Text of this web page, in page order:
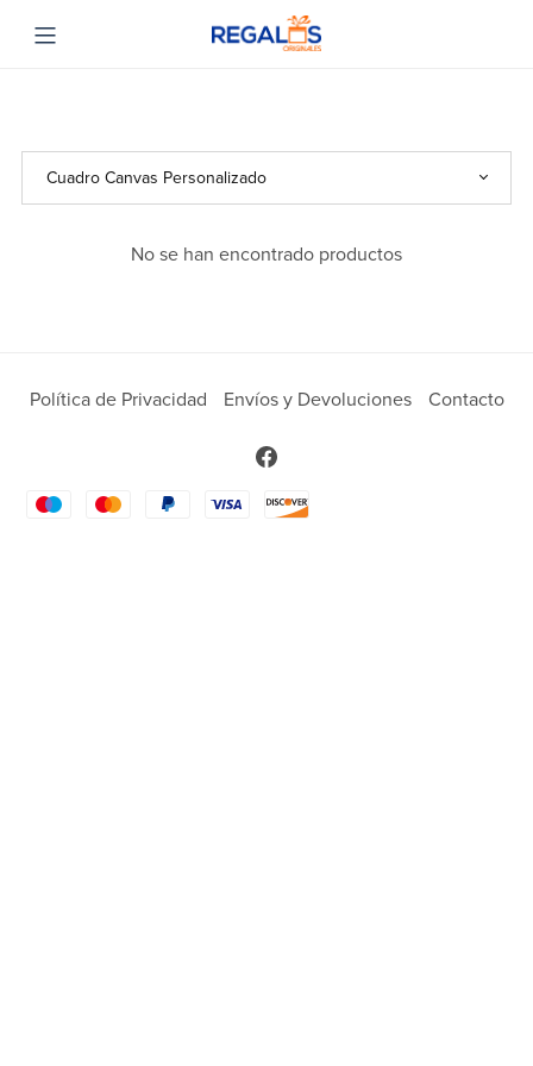
No se han encontrado productos
Política de Privacidad Envíos y Devoluciones Contacto